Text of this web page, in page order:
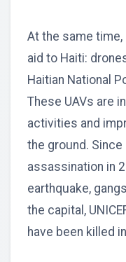
At the same
aid to Haiti:
Haitian National
These UAVs are
activities and
the ground.
assassination in
earthquake,
the capital,
have been killed